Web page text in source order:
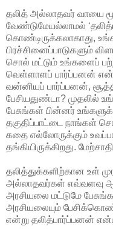
தலித் அல்லாதவர் வாயை
வேண்டுமேயல்லாமல்
கொண்டிருக்கலாகாது,
பிரச்சினைப்பாடுகளும்
சொல் மட்டும் உங்களைப்
வெள்ளாளப் பார்ப்பனன்
வன்னியப் பார்ப்பனன்,
பேசியதுண்டா? முதலில்
பேசுங்கள் பின்னர்
தகுதிப்பாட்டை நாங்கள்
கதை எல்லோருக்கும்
தங்கியிருக்கிறது.
தலித்துக்களிற்கான உள்
அல்லாதவர்கள் எவ்வளவு
அரசியலை மட்டுமே
அரசியலையும்
என்று தலித்பார்ப்பனன்